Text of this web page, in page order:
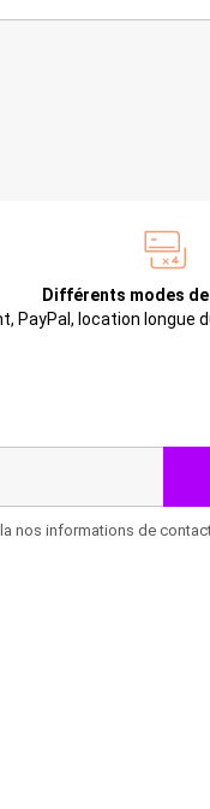
Différents modes
PayPal, location
nos informations de